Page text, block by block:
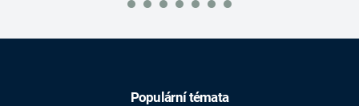
Populární témata